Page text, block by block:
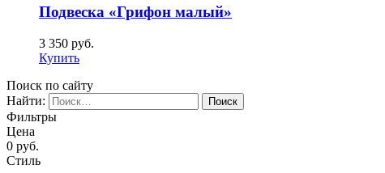
Подвеска «Грифон малый»
3 350 руб.
Купить
Поиск по сайту
Найти:
Фильтры
Цена
0 руб.
Стиль